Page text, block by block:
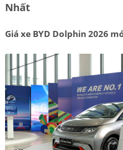
Nhất
Giá xe BYD Dolphin 2026